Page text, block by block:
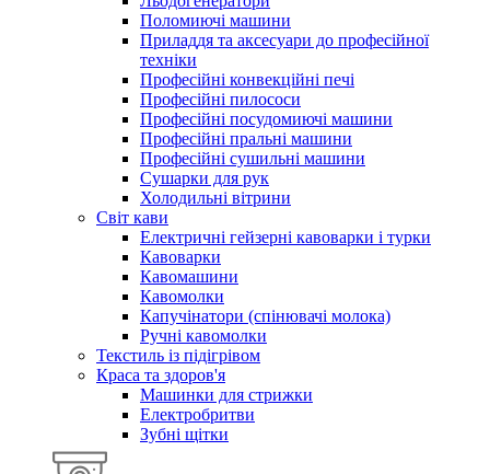
Поломиючі машини
Приладдя та аксесуари до професійної
техніки
Професійні конвекційні печі
Професійні пилососи
Професійні посудомиючі машини
Професійні пральні машини
Професійні сушильні машини
Сушарки для рук
Холодильні вітрини
Світ кави
Електричні гейзерні кавоварки і турки
Кавоварки
Кавомашини
Кавомолки
Капучінатори (спінювачі молока)
Ручні кавомолки
Текстиль із підігрівом
Краса та здоров'я
Машинки для стрижки
Електробритви
Зубні щітки